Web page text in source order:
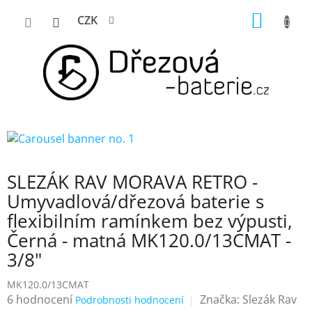
CZK
SLEZÁK RAV MORAVA RETRO -
Umyvadlová/dřezová baterie s
flexibilním ramínkem bez výpusti,
Černá - matná MK120.0/13CMAT -
3/8"
MK120.0/13CMAT
Průměrné
6 hodnocení Podrobnosti hodnocení Značka: Slezák Rav